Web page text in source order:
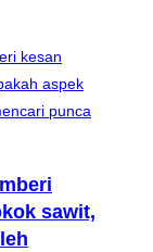
sawit,